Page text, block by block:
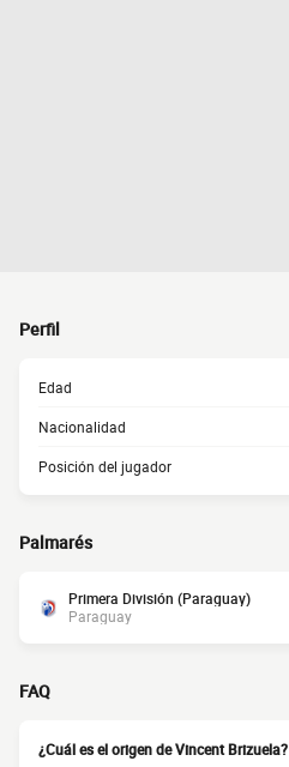
Perfil
Edad
Nacionalidad
Posición del jugador
Palmarés
Primera División (Paraguay)
Paraguay
FAQ
¿Cuál es el origen de Vincent Brizuela?